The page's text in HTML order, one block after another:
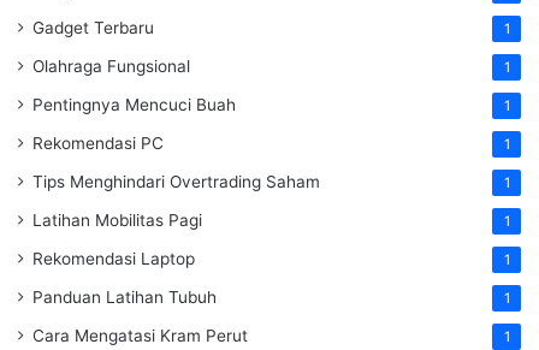
Gadget Terbaru 1
Olahraga Fungsional 1
Pentingnya Mencuci Buah 1
Rekomendasi PC 1
Tips Menghindari Overtrading Saham 1
Latihan Mobilitas Pagi 1
Rekomendasi Laptop 1
Panduan Latihan Tubuh 1
Cara Mengatasi Kram Perut 1